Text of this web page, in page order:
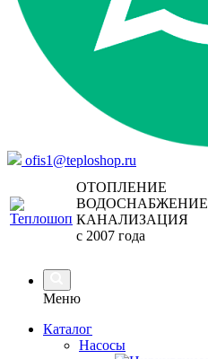
ofis1@teploshop.ru
ОТОПЛЕНИЕ
ВОДОСНАБЖЕНИЕ
КАНАЛИЗАЦИЯ
с 2007 года
Меню
Каталог
Насосы